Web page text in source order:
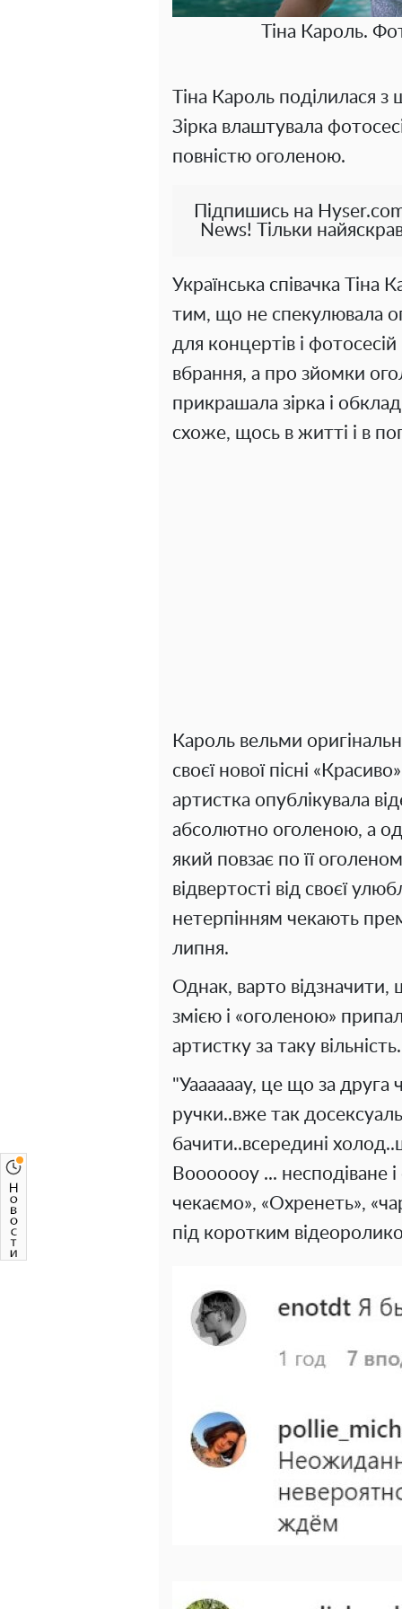
Тіна Кароль.
Тіна Кароль поділилася
Зірка влаштувала
повністю оголеною.
Підпишись на
News! Тільки
Українська співачка Тіна
тим, що не спекулювала
для концертів і
вбрання, а про зйомки
прикрашала зірка і
схоже, щось в житті і в
Кароль вельми
своєї нової пісні
артистка опублікувала
абсолютно оголеною, а
який повзає по її
відвертості від своєї
нетерпінням чекають
липня.
Однак, варто відзначити,
змією і «оголеною»
артистку за таку вільність.
"Уаааааау, це що за друга
ручки..вже так
бачити..всередині
Вооооооу ... несподіване
чекаємо», «Охренеть»,
під коротким